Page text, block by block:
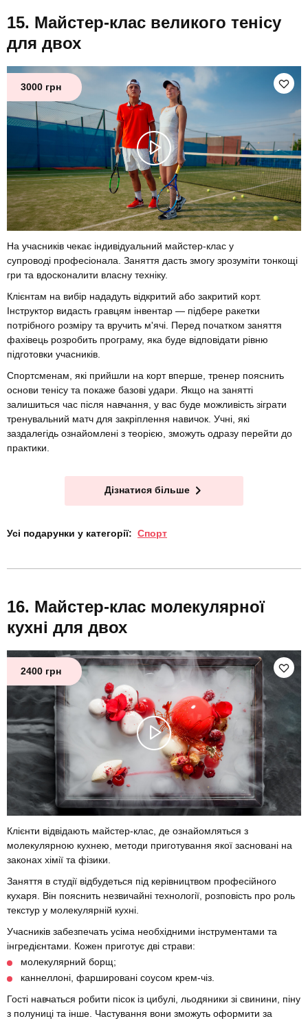
Майстер-клас великого тенісу
для двох
3000 грн
На учасників чекає індивідуальний майстер-клас у
супроводі професіонала. Заняття дасть змогу зрозуміти тонкощі
гри та вдосконалити власну техніку.
Клієнтам на вибір нададуть відкритий або закритий корт.
Інструктор видасть гравцям інвентар — підбере ракетки
потрібного розміру та вручить м'ячі. Перед початком заняття
фахівець розробить програму, яка буде відповідати рівню
підготовки учасників.
Спортсменам, які прийшли на корт вперше, тренер пояснить
основи тенісу та покаже базові удари. Якщо на занятті
залишиться час після навчання, у вас буде можливість зіграти
тренувальний матч для закріплення навичок. Учні, які
заздалегідь ознайомлені з теорією, зможуть одразу перейти до
практики.
Дізнатися більше
Усі подарунки у категорії: Спорт
Майстер-клас молекулярної
кухні для двох
2400 грн
Клієнти відвідають майстер-клас, де ознайомляться з
молекулярною кухнею, методи приготування якої засновані на
законах хімії та фізики.
Заняття в студії відбудеться під керівництвом професійного
кухаря. Він пояснить незвичайні технології, розповість про роль
текстур у молекулярній кухні.
Учасників забезпечать усіма необхідними інструментами та
інгредієнтами. Кожен приготує дві страви:
молекулярний борщ;
каннеллоні, фаршировані соусом крем-чіз.
Гості навчаться робити пісок із цибулі, льодяники зі свинини, піну
з полуниці та інше. Частування вони зможуть оформити за